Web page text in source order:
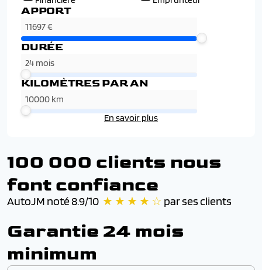
APPORT
DURÉE
KILOMÈTRES PAR AN
En savoir plus
100 000 clients nous
font confiance
AutoJM noté 8.9/10 ★ ★ ★ ★ ☆ par ses clients
Garantie 24 mois
minimum